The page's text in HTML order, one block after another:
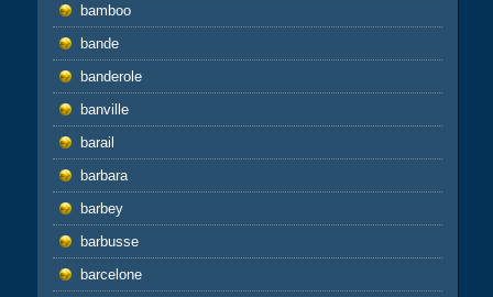
bamboo
bande
banderole
banville
barail
barbara
barbey
barbusse
barcelone